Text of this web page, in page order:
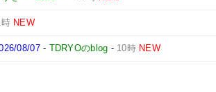
NEW
08/07- TDRYOのblog - 10時 NEW